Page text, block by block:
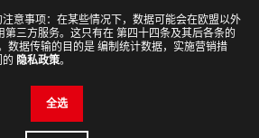
意事项：在某些情况下，数据可能会在欧盟以外
第三方服务。这只有在 第四十四条及其后各条的
数据传输的目的是 编制统计数据，实施营销措
隐私政策。
全选